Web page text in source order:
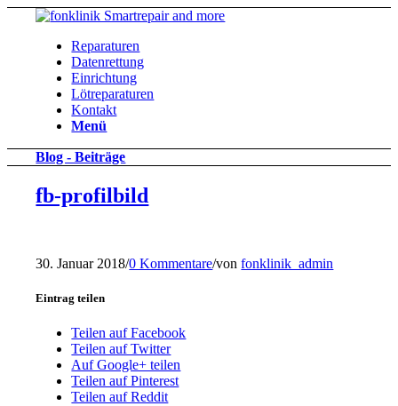
Reparaturen
Datenrettung
Einrichtung
Lötreparaturen
Kontakt
Menü
Blog - Beiträge
fb-profilbild
30. Januar 2018/0 Kommentare/vonfonklinik_admin
Eintrag teilen
Teilen auf Facebook
Teilen auf Twitter
Auf Google+ teilen
Teilen auf Pinterest
Teilen auf Reddit